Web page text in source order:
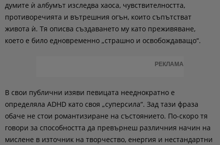
думите ѝ албумът изследва хаоса, чувствителността,
противоречията и вътрешния огън, които съпътстват
живота ѝ. Тя описва създаването му като преживяване,
което е било едновременно „страшно и освобождаващо“.
РЕКЛАМА
В свои публични изяви певицата нееднократно е
определяла ADHD като своя „суперсила“. Зад тази фраза
обаче не стои романтизиране на състоянието. По-скоро тя
говори за способността да превърнеш различния начин на
мислене в източник на творчество, енергия и нестандартни